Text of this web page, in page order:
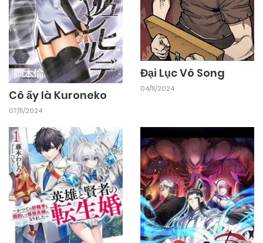
Cô ấy là Kuroneko
07/11/2024
Đại Lục Vô Song
04/11/2024